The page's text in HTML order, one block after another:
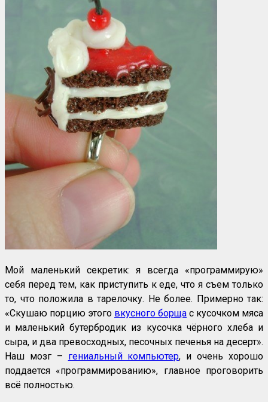
Мой маленький секретик: я всегда «программирую»
себя перед тем, как приступить к еде, что я съем только
то, что положила в тарелочку. Не более. Примерно так:
«Скушаю порцию этого вкусного борща с кусочком мяса
и маленький бутербродик из кусочка чёрного хлеба и
сыра, и два превосходных, песочных печенья на десерт».
Наш мозг – гениальный компьютер, и очень хорошо
поддается «программированию», главное проговорить
всё полностью.